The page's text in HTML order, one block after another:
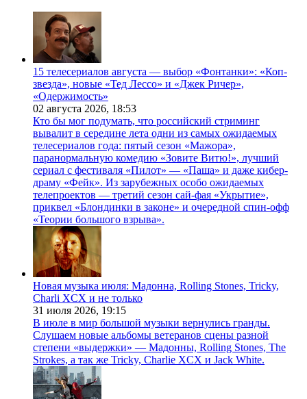
15 телесериалов августа — выбор «Фонтанки»: «Коп-
звезда», новые «Тед Лессо» и «Джек Ричер»,
«Одержимость»
02 августа 2026, 18:53
Кто бы мог подумать, что российский стриминг
вывалит в середине лета одни из самых ожидаемых
телесериалов года: пятый сезон «Мажора»,
паранормальную комедию «Зовите Витю!», лучший
сериал с фестиваля «Пилот» — «Паша» и даже кибер-
драму «Фейк». Из зарубежных особо ожидаемых
телепроектов — третий сезон сай-фая «Укрытие»,
приквел «Блондинки в законе» и очередной спин-офф
«Теории большого взрыва».
Новая музыка июля: Мадонна, Rolling Stones, Tricky,
Charli XCX и не только
31 июля 2026, 19:15
В июле в мир большой музыки вернулись гранды.
Слушаем новые альбомы ветеранов сцены разной
степени «выдержки» — Мадонны, Rolling Stones, The
Strokes, а так же Tricky, Charlie XCX и Jack White.